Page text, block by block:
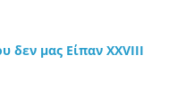
δεν μας Είπαν XXVIII